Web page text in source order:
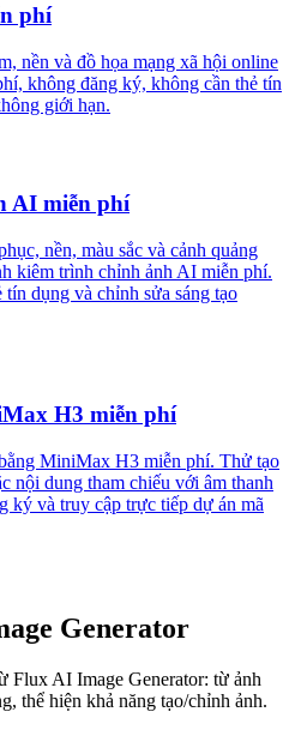
phí
nền và đồ họa mạng xã hội online
không đăng ký, không cần thẻ tín
giới hạn.
AI miễn phí
nền, màu sắc và cảnh quảng
kiêm trình chỉnh ảnh AI miễn phí.
dụng và chỉnh sửa sáng tạo
H3 miễn phí
MiniMax H3 miễn phí. Thử tạo
nội dung tham chiếu với âm thanh
ký và truy cập trực tiếp dự án mã
Generator
Flux AI Image Generator: từ ảnh
thể hiện khả năng tạo/chỉnh ảnh.